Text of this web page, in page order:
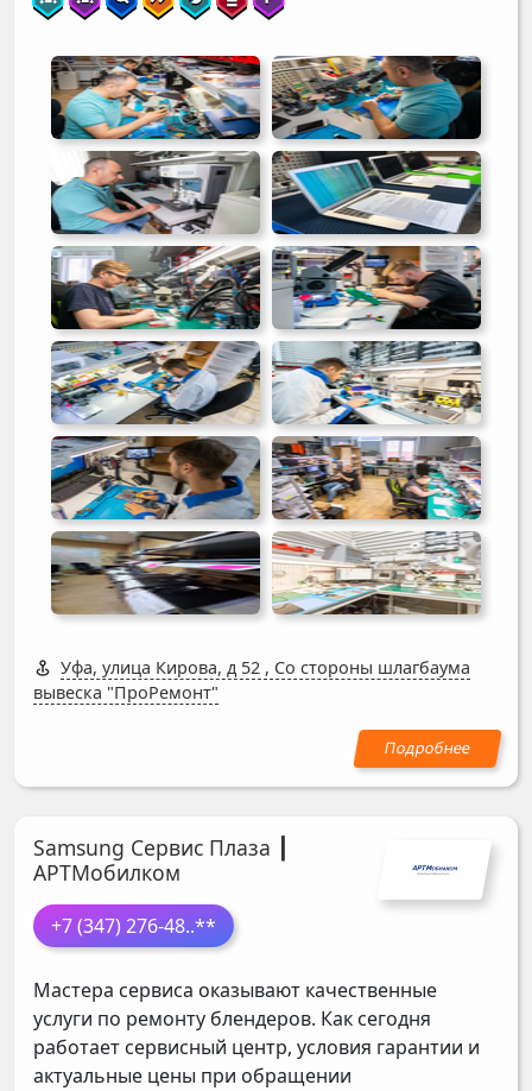
Уфа, улица Кирова, д 52 , Со стороны шлагбаума
вывеска "ПроРемонт"
Samsung Сервис Плаза ┃
АРТМобилком
+7 (347) 276-48..**
Мастера сервиса оказывают качественные
услуги по ремонту блендеров. Как сегодня
работает сервисный центр, условия гарантии и
актуальные цены при обращении